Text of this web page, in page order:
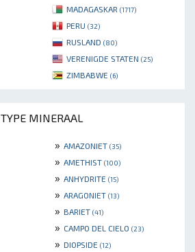
MADAGASKAR (1717)
PERU (32)
RUSLAND (80)
VERENIGDE STATEN (25)
ZIMBABWE (6)
TYPE MINERAAL
» AMAZONIET (35)
» AMETHIST (100)
» ANHYDRITE (15)
» ARAGONIET (13)
» BARIET (41)
» CAMPO DEL CIELO (23)
» DIOPSIDE (12)